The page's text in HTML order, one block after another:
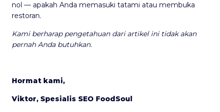
nol — apakah Anda memasuki tatami atau membuka
restoran.
Kami berharap pengetahuan dari artikel ini tidak akan
pernah Anda butuhkan.
Hormat kami,
Viktor, Spesialis SEO FoodSoul